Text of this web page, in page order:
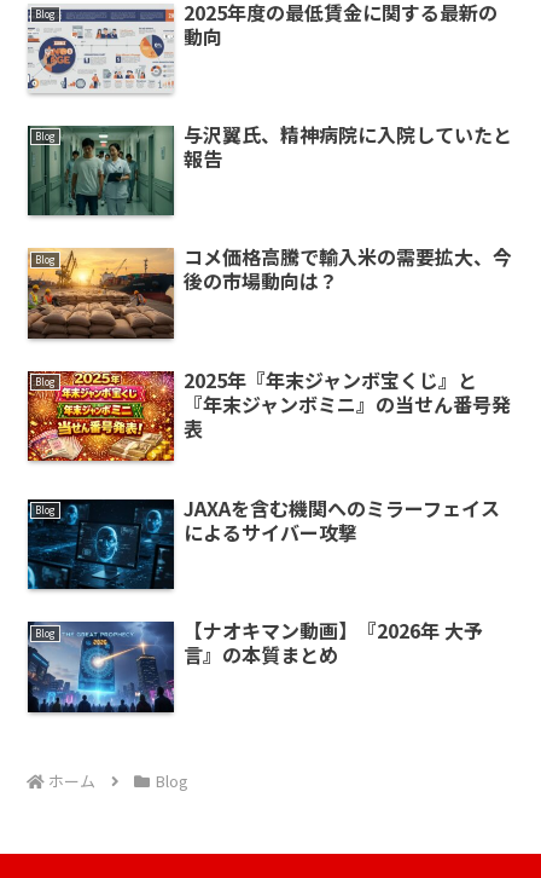
Blog
2025年度の最低賃金に関する最新の
動向
Blog
与沢翼氏、精神病院に入院していたと
報告
Blog
コメ価格高騰で輸入米の需要拡大、今
後の市場動向は？
Blog
2025年『年末ジャンボ宝くじ』と
『年末ジャンボミニ』の当せん番号発
表
Blog
JAXAを含む機関へのミラーフェイス
によるサイバー攻撃
Blog
【ナオキマン動画】『2026年 大予
言』の本質まとめ
ホーム Blog